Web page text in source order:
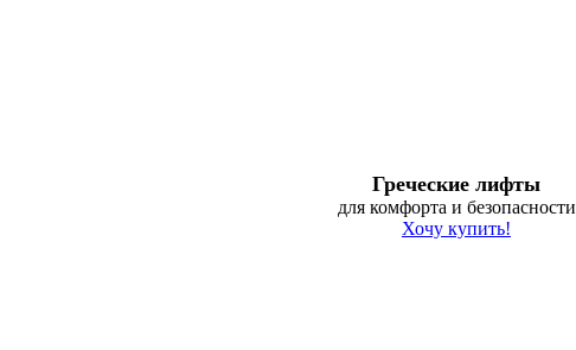
Греческие лифты
для комфорта и безопасности
Хочу купить!